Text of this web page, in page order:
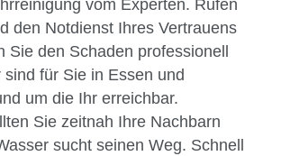
vom Experten. Rufen
den Notdienst Ihres Vertrauens
Sie den Schaden professionell
sind für Sie in Essen und
um die Ihr erreichbar.
Sie zeitnah Ihre Nachbarn
sucht seinen Weg. Schnell